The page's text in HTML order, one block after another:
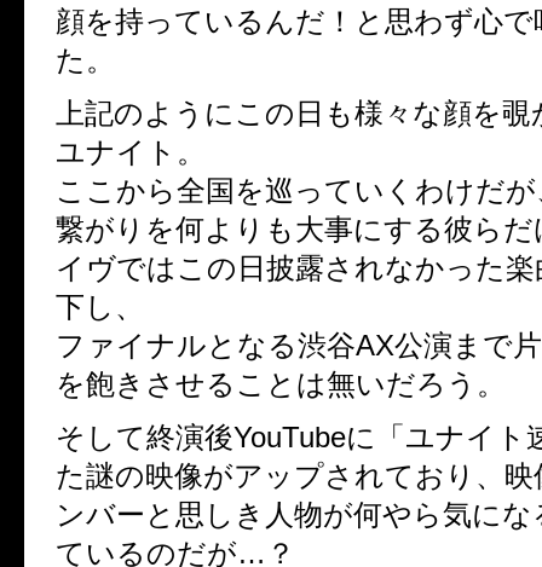
顔を持っているんだ！と思わず心
た。
上記のようにこの日も様々な顔を
ユナイト。
ここから全国を巡っていくわけだ
繋がりを何よりも大事にする彼ら
イヴではこの日披露されなかった
下し、
ファイナルとなる渋谷AX公演まで
を飽きさせることは無いだろう。
そして終演後YouTubeに「ユナイト
た謎の映像がアップされており、
ンバーと思しき人物が何やら気に
ているのだが…？